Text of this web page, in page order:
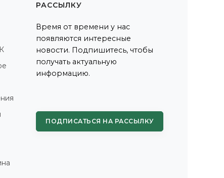
РАССЫЛКУ
Время от времени у нас
появляются интересные
новости. Подпишитесь, чтобы
получать актуальную
информацию.
ПОДПИСАТЬСЯ НА РАССЫЛКУ